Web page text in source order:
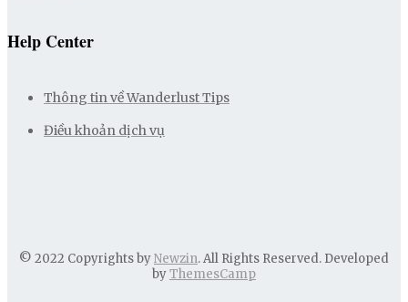
Help Center
Thông tin về Wanderlust Tips
Điều khoản dịch vụ
© 2022 Copyrights byNewzin. All Rights Reserved. Developed
byThemesCamp